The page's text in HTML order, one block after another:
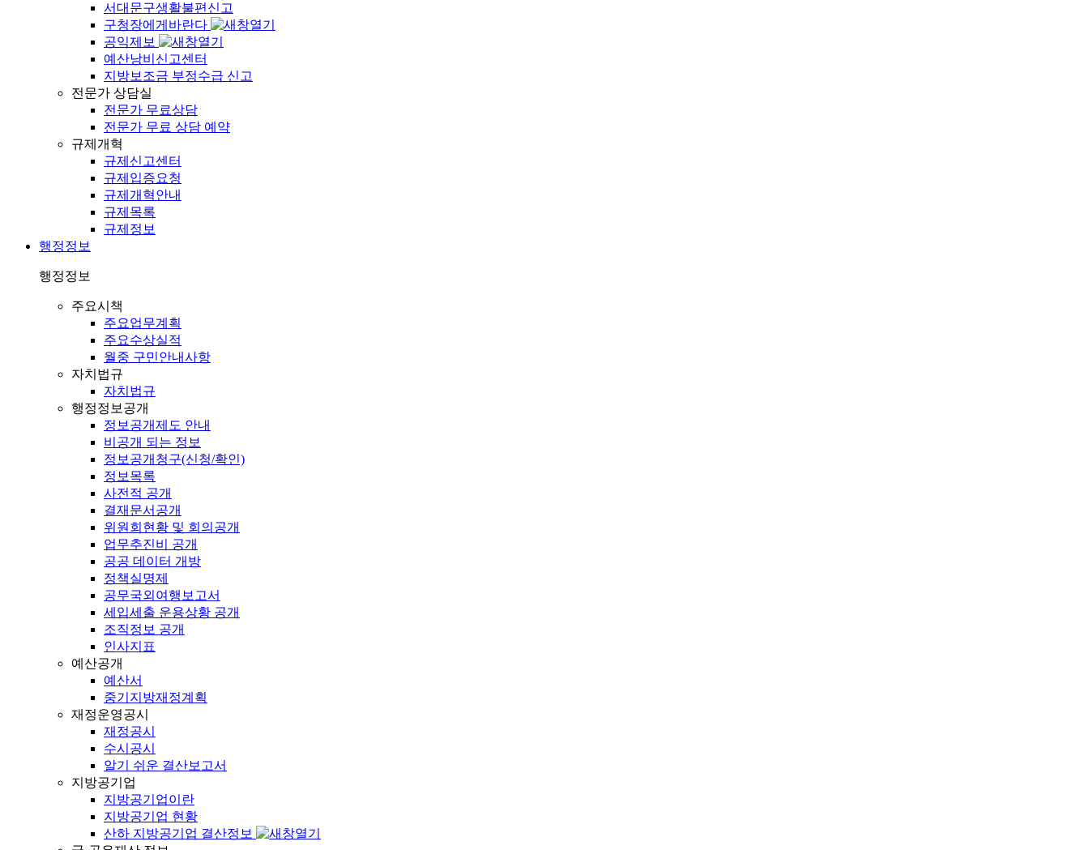
서대문구생활불편신고
구청장에게바란다
공익제보
예산낭비신고센터
지방보조금 부정수급 신고
전문가 상담실
전문가 무료상담
전문가 무료 상담 예약
규제개혁
규제신고센터
규제입증요청
규제개혁안내
규제목록
규제정보
행정정보
행정정보
주요시책
주요업무계획
주요수상실적
월중 구민안내사항
자치법규
자치법규
행정정보공개
정보공개제도 안내
비공개 되는 정보
정보공개청구(신청/확인)
정보목록
사전적 공개
결재문서공개
위원회현황 및 회의공개
업무추진비 공개
공공 데이터 개방
정책실명제
공무국외여행보고서
세입세출 운용상황 공개
조직정보 공개
인사지표
예산공개
예산서
중기지방재정계획
재정운영공시
재정공시
수시공시
알기 쉬운 결산보고서
지방공기업
지방공기업이란
지방공기업 현황
산하 지방공기업 결산정보